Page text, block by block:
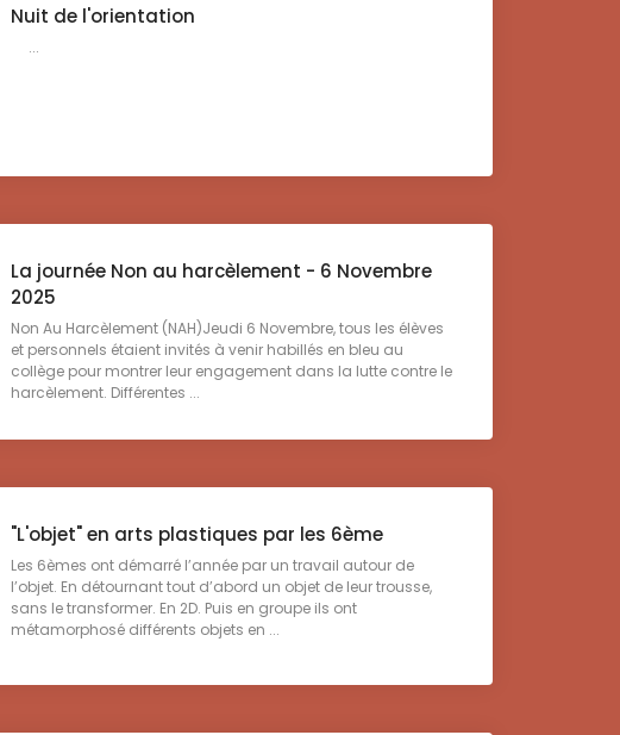
Nuit de l'orientation
...
La journée Non au harcèlement - 6 Novembre
2025
Non Au Harcèlement (NAH)Jeudi 6 Novembre, tous les élèves
et personnels étaient invités à venir habillés en bleu au
collège pour montrer leur engagement dans la lutte contre le
harcèlement. Différentes ...
"L'objet" en arts plastiques par les 6ème
Les 6èmes ont démarré l’année par un travail autour de
l’objet. En détournant tout d’abord un objet de leur trousse,
sans le transformer. En 2D. Puis en groupe ils ont
métamorphosé différents objets en ...